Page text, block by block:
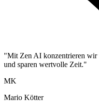
"Mit Zen AI konzentrieren wir
und sparen wertvolle Zeit."
MK
Mario Kötter